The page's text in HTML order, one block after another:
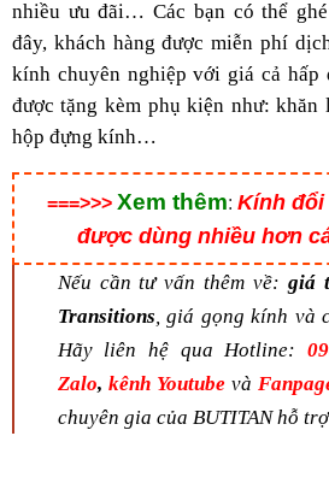
nhiều ưu đãi… Các bạn có thể
đây, khách hàng được miễn phí
kính chuyên nghiệp với giá cả hấp
được tặng kèm phụ kiện như: khăn
hộp đựng kính…
===>>> Xem thêm: Kính đổi
được dùng nhiều hơn
Nếu cần tư vấn thêm về: giá
Transitions, giá gọng kính và
Hãy liên hệ qua Hotline:
Zalo, kênh Youtube và
chuyên gia của BUTITAN hỗ